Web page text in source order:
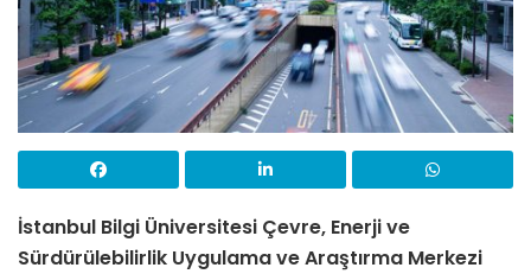
İstanbul Bilgi Üniversitesi Çevre, Enerji ve
Sürdürülebilirlik Uygulama ve Araştırma Merkezi